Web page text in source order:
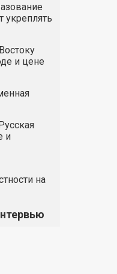
укреплять
и цене
и
на